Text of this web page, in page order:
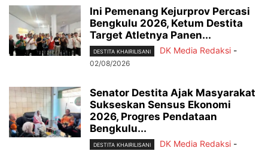
Ini Pemenang Kejurprov Percasi
Bengkulu 2026, Ketum Destita
Target Atletnya Panen...
DESTITA KHAIRILISANI DK Media Redaksi -
02/08/2026
Senator Destita Ajak Masyarakat
Sukseskan Sensus Ekonomi
2026, Progres Pendataan
Bengkulu...
DESTITA KHAIRILISANI DK Media Redaksi -